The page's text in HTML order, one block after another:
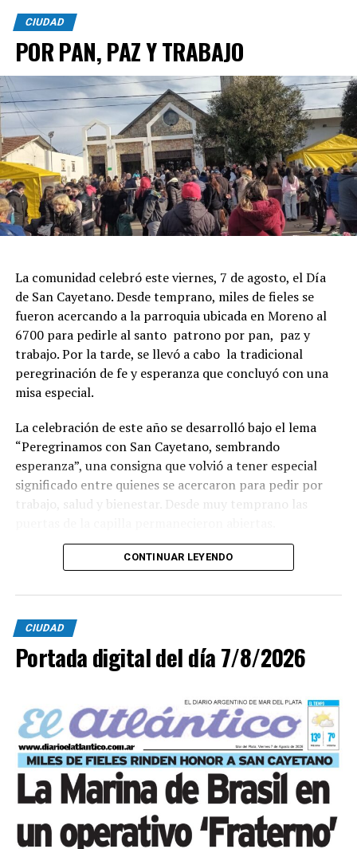
CIUDAD
POR PAN, PAZ Y TRABAJO
La comunidad celebró este viernes, 7 de agosto, el Día
de San Cayetano. Desde temprano, miles de fieles se
fueron acercando a la parroquia ubicada en Moreno al
6700 para pedirle al santo patrono por pan, paz y
trabajo. Por la tarde, se llevó a cabo la tradicional
peregrinación de fe y esperanza que concluyó con una
misa especial.
La celebración de este año se desarrolló bajo el lema
“Peregrinamos con San Cayetano, sembrando
esperanza”, una consigna que volvió a tener especial
significado entre quienes se acercaron para pedir por
trabajo, salud y bienestar. Desde muy temprano las
La imagen del santo salió del santuario de Moreno al
las calles del barrio. Grandes, jóvenes y niños y fieles se
sumaron al recorrido con banderas, espigas y distintas
expresiones de fe.
En paralelo, distintos gremios y organizaciones sociales
y trabajo, para visibilizar la situación de trabajadores y
desocupados.
CONTINUAR LEYENDO
CIUDAD
Portada digital del día 7/8/2026